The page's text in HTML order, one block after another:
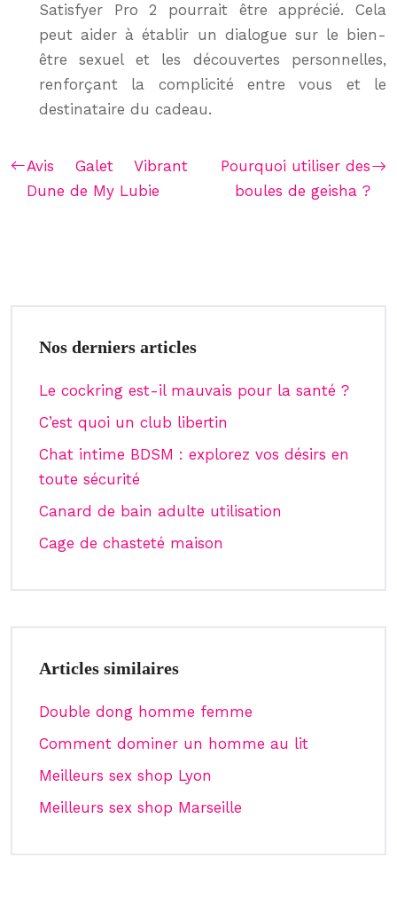
Satisfyer Pro 2 pourrait être apprécié. Cela
peut aider à établir un dialogue sur le bien-
être sexuel et les découvertes personnelles,
renforçant la complicité entre vous et le
destinataire du cadeau.
Avis Galet Vibrant
Dune de My Lubie
Pourquoi utiliser des
boules de geisha ?
Nos derniers articles
Le cockring est-il mauvais pour la santé ?
C’est quoi un club libertin
Chat intime BDSM : explorez vos désirs en
toute sécurité
Canard de bain adulte utilisation
Cage de chasteté maison
Articles similaires
Double dong homme femme
Comment dominer un homme au lit
Meilleurs sex shop Lyon
Meilleurs sex shop Marseille